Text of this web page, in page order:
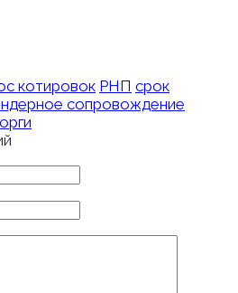
котировок РНП срок
сопровождение